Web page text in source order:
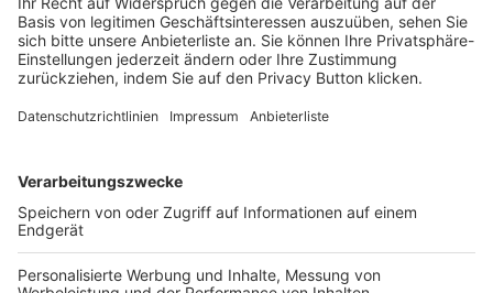
Login SpielPlus
FOLGE DEM BFV
TOP-VEREINE